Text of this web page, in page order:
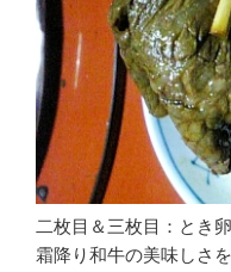
二枚目＆三枚目：とき
霜降り和牛の美味しさ